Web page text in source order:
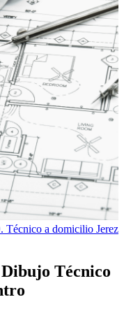
Técnico a domicilio Jerez
Técnico